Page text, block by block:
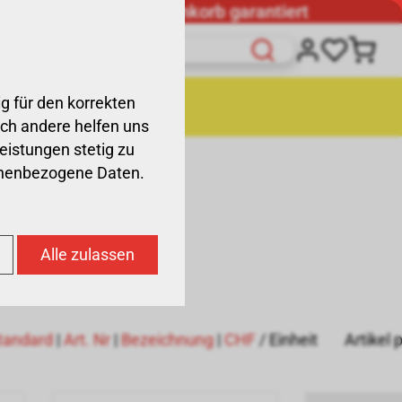
Günstigster Warenkorb garantiert
Liquidation
Artikel
|Art. Nr | Bezeichnung|CHF/ Einheit
für den korrekten
andere helfen uns
stetig zu
Daten.
Alle zulassen